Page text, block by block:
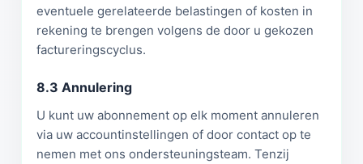
eventuele gerelateerde belastingen of kosten in
rekening te brengen volgens de door u gekozen
factureringscyclus.
8.3 Annulering
U kunt uw abonnement op elk moment annuleren
via uw accountinstellingen of door contact op te
nemen met ons ondersteuningsteam. Tenzij